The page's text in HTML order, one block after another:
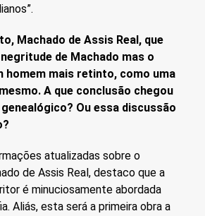
Machado de Assis Real, que
de Machado mas o
homem mais retinto, como uma
A que conclusão chegou
Ou essa discussão
atualizadas sobre o
de Assis Real, destaco que a
é minuciosamente abordada
Aliás, esta será a primeira obra a